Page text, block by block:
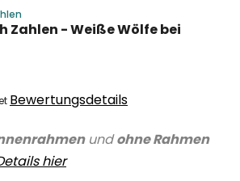
undohne Rahmen
hier
Zahlen - Weiße Wölfe bei
Bewertungsdetails